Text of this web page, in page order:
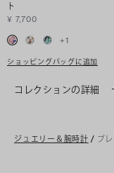
ト
¥ 7,700
+1
ショッピングバッグに追加
コレクションの詳細
ジュエリー＆腕時計 / ブ